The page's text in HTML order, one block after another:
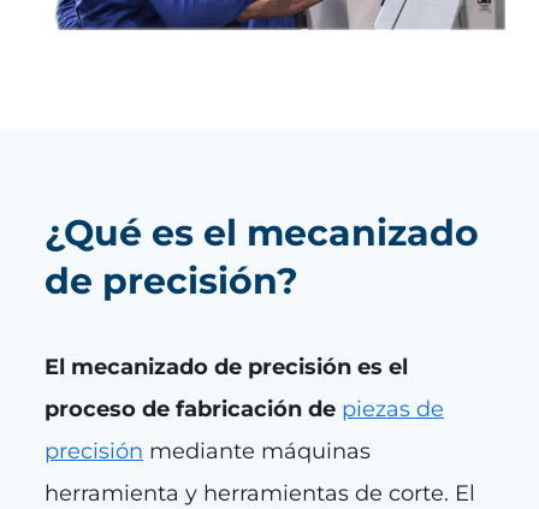
¿Qué es el mecanizado
de precisión?
El mecanizado de precisión es el
proceso de fabricación de piezas de
precisión mediante máquinas
herramienta y herramientas de corte. El